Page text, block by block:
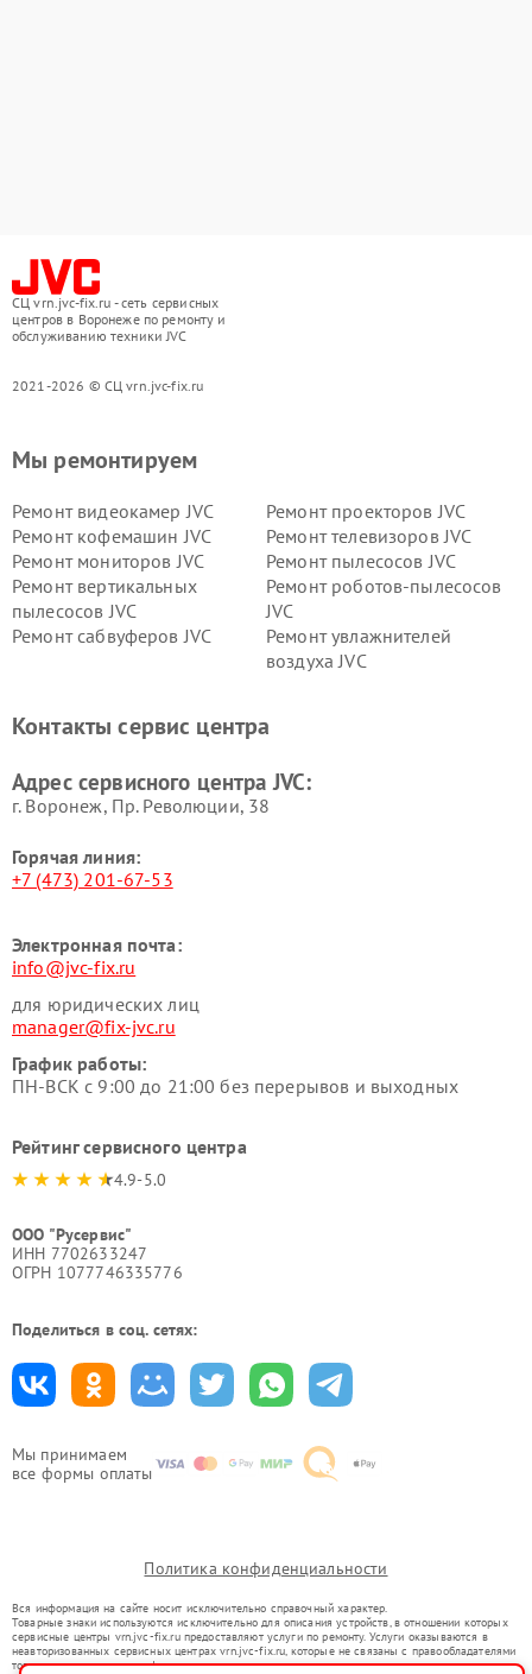
СЦ vrn.jvc-fix.ru - сеть сервисных
центров в Воронеже по ремонту и
обслуживанию техники JVC
2021-2026 © СЦ vrn.jvc-fix.ru
Мы принимаем
все формы оплаты
Мы ремонтируем
Ремонт видеокамер JVC
Ремонт проекторов JVC
Ремонт кофемашин JVC
Ремонт телевизоров JVC
Ремонт мониторов JVC
Ремонт пылесосов JVC
Ремонт вертикальных
пылесосов JVC
Ремонт роботов-пылесосов
JVC
Ремонт сабвуферов JVC
Ремонт увлажнителей
воздуха JVC
Контакты сервис центра
Адрес сервисного центра JVC:
г. Воронеж, Пр. Революции, 38
Горячая линия:
+7 (473) 201-67-53
Электронная почта:
info@jvc-fix.ru
для юридических лиц
manager@fix-jvc.ru
График работы:
ПН-ВСК с 9:00 до 21:00 без перерывов и выходных
Рейтинг сервисного центра
4.9-5.0
ООО "Русервис"
ИНН 7702633247
ОГРН 1077746335776
Поделиться в соц. сетях:
Политика конфиденциальности
Вся информация на сайте носит исключительно справочный характер.
Товарные знаки используются исключительно для описания устройств, в отношении которых
сервисные центры vrn.jvc-fix.ru предоставляют услуги по ремонту. Услуги оказываются в
неавторизованных сервисных центрах vrn.jvc-fix.ru, которые не связаны с правообладателями
товарных знаков или их официальными представителями.